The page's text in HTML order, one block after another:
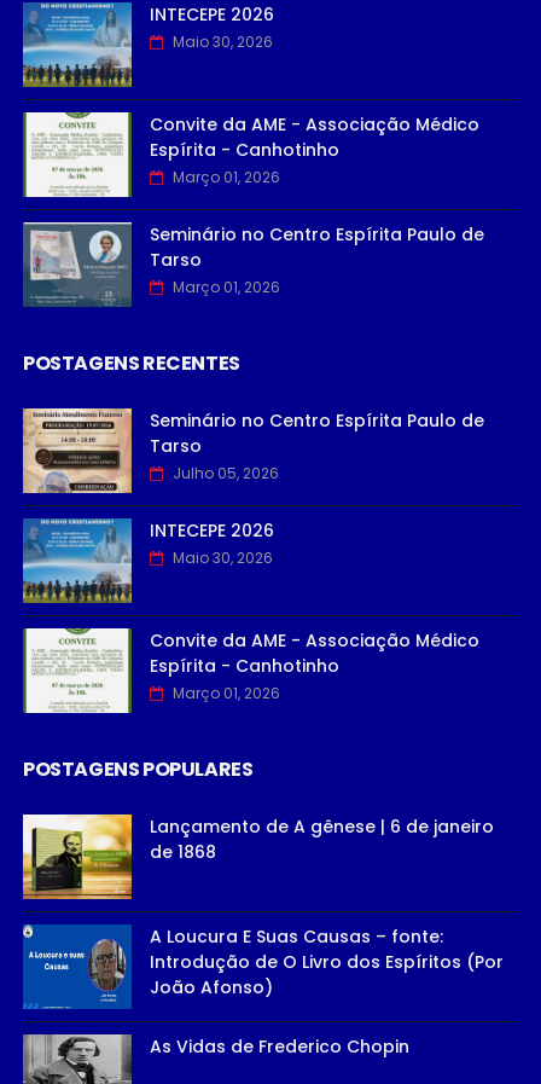
INTECEPE 2026
Maio 30, 2026
Convite da AME - Associação Médico
Espírita - Canhotinho
Março 01, 2026
Seminário no Centro Espírita Paulo de
Tarso
Março 01, 2026
POSTAGENS RECENTES
Seminário no Centro Espírita Paulo de
Tarso
Julho 05, 2026
INTECEPE 2026
Maio 30, 2026
Convite da AME - Associação Médico
Espírita - Canhotinho
Março 01, 2026
POSTAGENS POPULARES
Lançamento de A gênese | 6 de janeiro
de 1868
A Loucura E Suas Causas – fonte:
Introdução de O Livro dos Espíritos (Por
João Afonso)
As Vidas de Frederico Chopin